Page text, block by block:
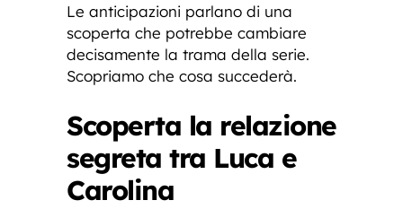
Le anticipazioni parlano di una
scoperta che potrebbe cambiare
decisamente la trama della serie.
Scopriamo che cosa succederà.
Scoperta la relazione
segreta tra Luca e
Carolina